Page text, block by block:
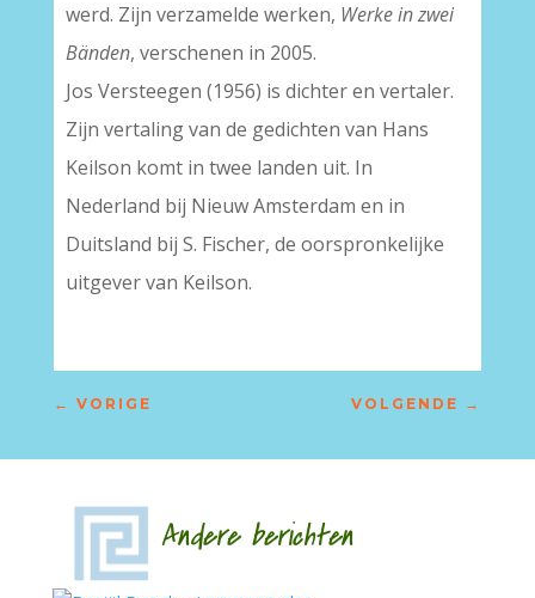
werd. Zijn verzamelde werken, Werke in zwei
Bänden, verschenen in 2005.
Jos Versteegen (1956) is dichter en vertaler.
Zijn vertaling van de gedichten van Hans
Keilson komt in twee landen uit. In
Nederland bij Nieuw Amsterdam en in
Duitsland bij S. Fischer, de oorspronkelijke
uitgever van Keilson.
← VORIGE VOLGENDE →
Andere berichten